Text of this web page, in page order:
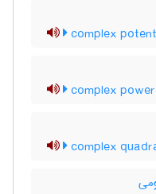
complex
complex power
complex